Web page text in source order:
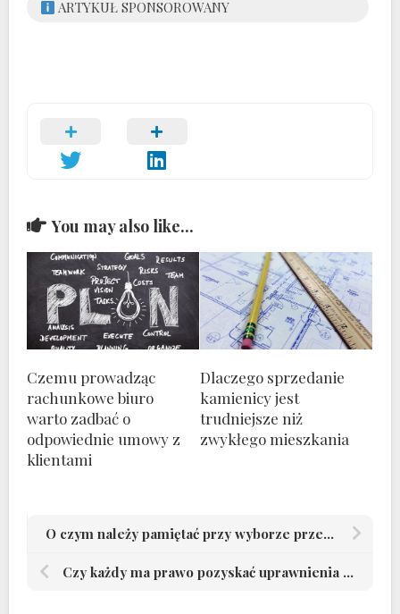
ARTYKUŁ SPONSOROWANY
You may also like...
Czemu prowadząc
rachunkowe biuro
warto zadbać o
odpowiednie umowy z
klientami
Dlaczego sprzedanie
kamienicy jest
trudniejsze niż
zwykłego mieszkania
O czym należy pamiętać przy wyborze przedszkola
Czy każdy ma prawo pozyskać uprawnienia budowlane?